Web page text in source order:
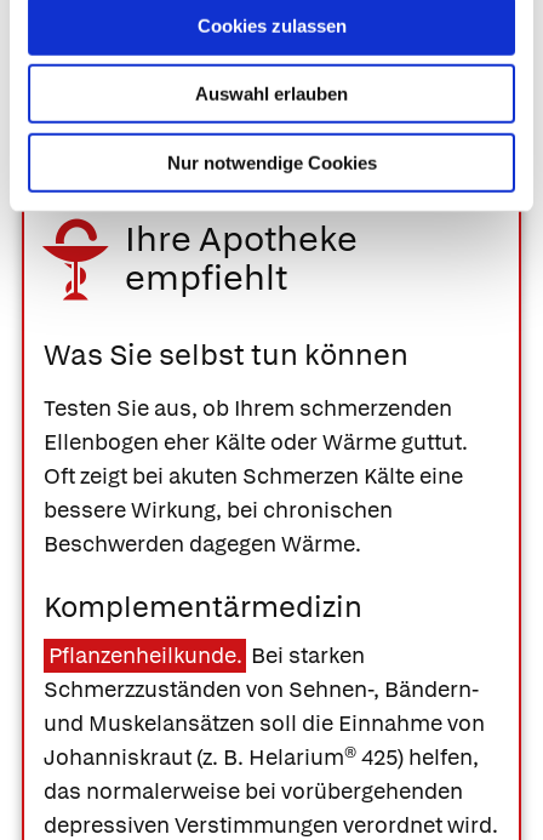
Cookies zulassen
Auswahl erlauben
Nur notwendige Cookies
Ist eine Operation erforderlich, liegen die
Heilungschancen je nach Methode bei 80–90 %.
Ihre Apotheke
empfiehlt
Was Sie selbst tun können
Testen Sie aus, ob Ihrem schmerzenden
Ellenbogen eher Kälte oder Wärme guttut.
Oft zeigt bei akuten Schmerzen Kälte eine
bessere Wirkung, bei chronischen
Beschwerden dagegen Wärme.
Komplementärmedizin
Pflanzenheilkunde. Bei starken
Schmerzzuständen von Sehnen-, Bändern-
und Muskelansätzen soll die Einnahme von
Johanniskraut (z. B. Helarium® 425) helfen,
das normalerweise bei vorübergehenden
depressiven Verstimmungen verordnet wird.